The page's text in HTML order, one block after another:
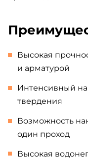
Высокая
и арматурой
Интенсивный
твердения
Возможность
один проход
Высокая